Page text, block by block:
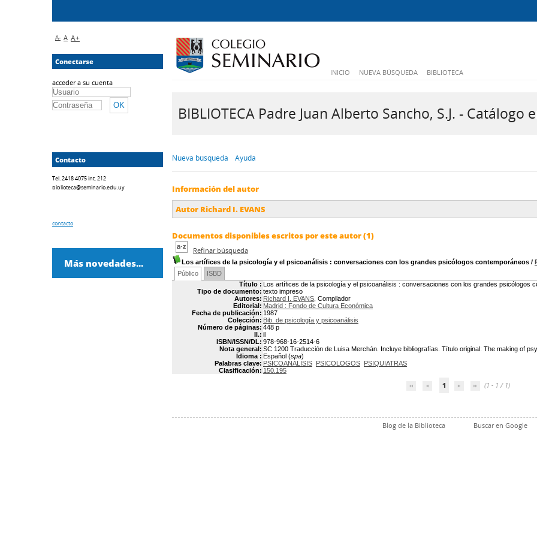
INICIO NUEVA BÚSQUEDA BIBLIOTECA
BIBLIOTECA Padre Juan Alberto Sancho, S.J. - Catálogo
Nueva búsqueda Ayuda
Información del autor
Autor Richard I. EVANS
Documentos disponibles escritos por este autor (1)
Refinar búsqueda
Los artífices de la psicología y el psicoanálisis : conversaciones con los grandes psicólogos contemporáneos /
Público
ISBD
Título : Los artífices de la psicología y el psicoanálisis : conversaciones con los grandes psicólogos
Tipo de documento: texto impreso
Autores: Richard I. EVANS , Compilador
Editorial: Madrid : Fondo de Cultura Económica
Fecha de publicación: 1987
Colección: Bib. de psicología y psicoanálisis
Número de páginas: 448 p
Il.: il
ISBN/ISSN/DL: 978-968-16-2514-6
Nota general: SC 1200 Traducción de Luisa Merchán. Incluye bibliografías. Título original: The making of
Idioma : Español (spa)
Palabras clave: PSICOANALISIS PSICOLOGOS PSIQUIATRAS
Clasificación: 150.195
1 (1 - 1 / 1)
Blog de la Biblioteca Buscar en Google
A- A A+
Conectarse
acceder a su cuenta
Contacto
Tel. 2418 4075 int. 212
biblioteca@seminario.edu.uy
contacto
Más novedades...